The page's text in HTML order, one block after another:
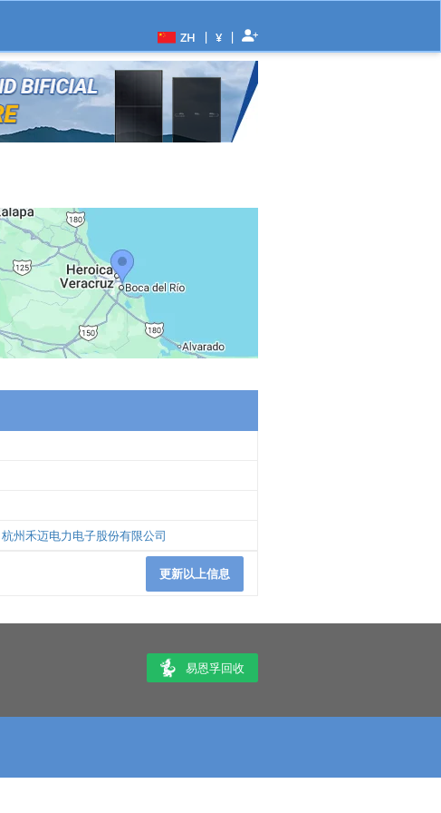
ZH | ¥ |
杭州禾迈电力电子股份有限公司
更新以上信息
易恩孚回收